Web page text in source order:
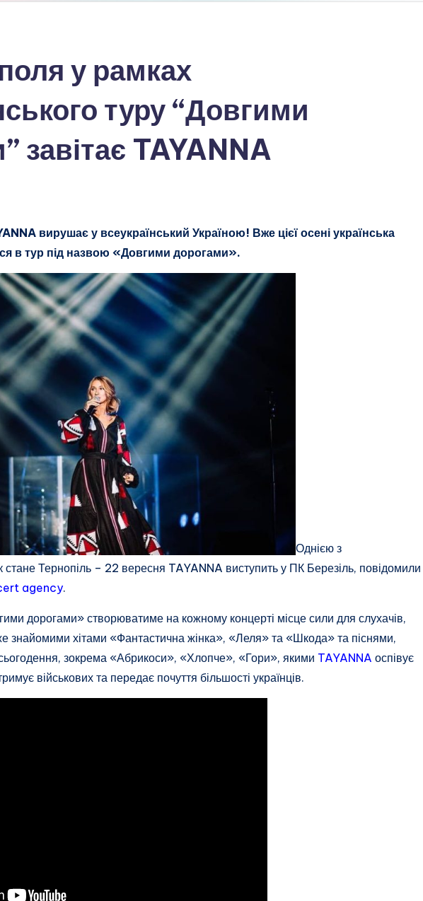
у рамках
туру “Довгими
завітає TAYANNA
вирушає у всеукраїнський Україною! Вже цієї осені українська
в тур під назвою «Довгими дорогами».
Однією з
стане Тернопіль – 22 вересня TAYANNA виступить у ПК Березіль, повідомили
agency.
дорогами» створюватиме на кожному концерті місце сили для слухачів,
знайомими хітами «Фантастична жінка», «Леля» та «Шкода» та піснями,
зокрема «Абрикоси», «Хлопче», «Гори», якими TAYANNA оспівує
військових та передає почуття більшості українців.